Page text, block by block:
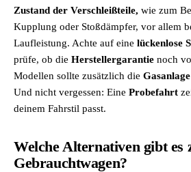
Zustand der Verschleißteile, wie zum
Kupplung oder Stoßdämpfer, vor allem
Laufleistung. Achte auf eine lückenlose
prüfe, ob die Herstellergarantie noch
Modellen sollte zusätzlich die Gasanlage
Und nicht vergessen: Eine Probefahrt
deinem Fahrstil passt.
Welche Alternativen gibt es
Gebrauchtwagen?